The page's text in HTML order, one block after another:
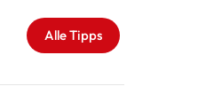
Alle Tipps